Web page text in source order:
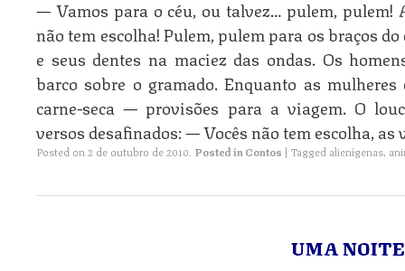
— Vamos para o céu, ou talvez… pulem, pulem!
não tem escolha! Pulem, pulem para os braços
e seus dentes na maciez das ondas. Os
barco sobre o gramado. Enquanto as
carne-seca — provisões para a viagem. O
versos desafinados: — Vocês não tem escolha,
Posted on 2 de outubro de 2010. Posted in Contos | Tagged alienígenas,
UMA